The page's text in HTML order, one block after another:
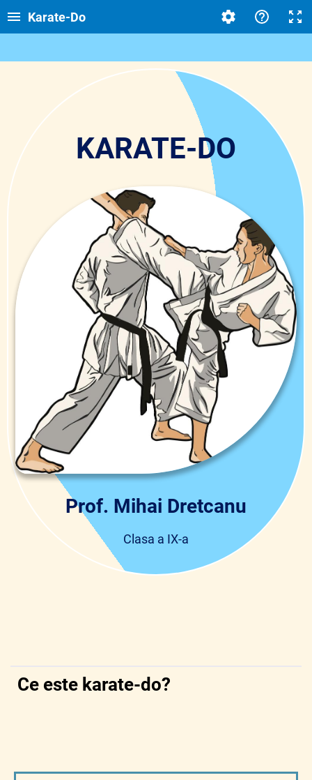
Karate-Do
KARATE-DO
Prof. Mihai Dretcanu
Clasa a IX-a
Ce este karate-do?